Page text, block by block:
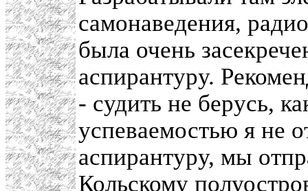
самонаведения,
была очень
аспирантуру.
- судить не берусь,
успеваемостью я не
аспирантуру, мы
Кольскому